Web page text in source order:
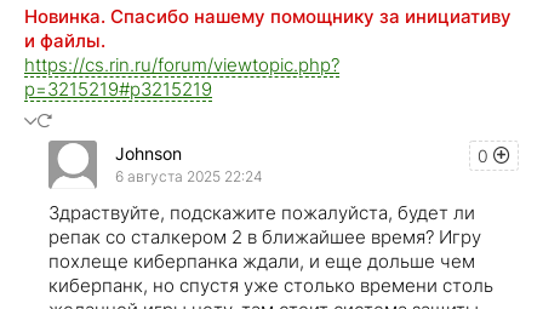
Новинка. Спасибо нашему помощнику за инициативу
и файлы.
https://cs.rin.ru/forum/viewtopic.php?
p=3215219#p3215219
0
Johnson
6 августа 2025 22:24
Здраствуйте, подскажите пожалуйста, будет ли
репак со сталкером 2 в ближайшее время? Игру
похлеще киберпанка ждали, и еще дольше чем
киберпанк, но спустя уже столько времени столь